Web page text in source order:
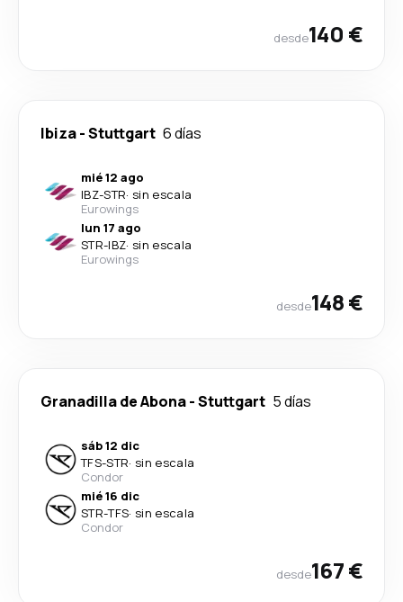
desde140 €
Ibiza-Stuttgart 6 días
mié 12 ago
IBZ-STR· sin escala
Eurowings
lun 17 ago
STR-IBZ· sin escala
Eurowings
desde148 €
Granadilla de Abona-Stuttgart 5 días
sáb 12 dic
TFS-STR· sin escala
Condor
mié 16 dic
STR-TFS· sin escala
Condor
desde167 €